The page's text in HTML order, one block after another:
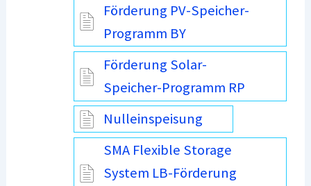
Förderung PV-Speicher-
Programm BY
Förderung Solar-
Speicher-Programm RP
Nulleinspeisung
SMA Flexible Storage
System LB-Förderung